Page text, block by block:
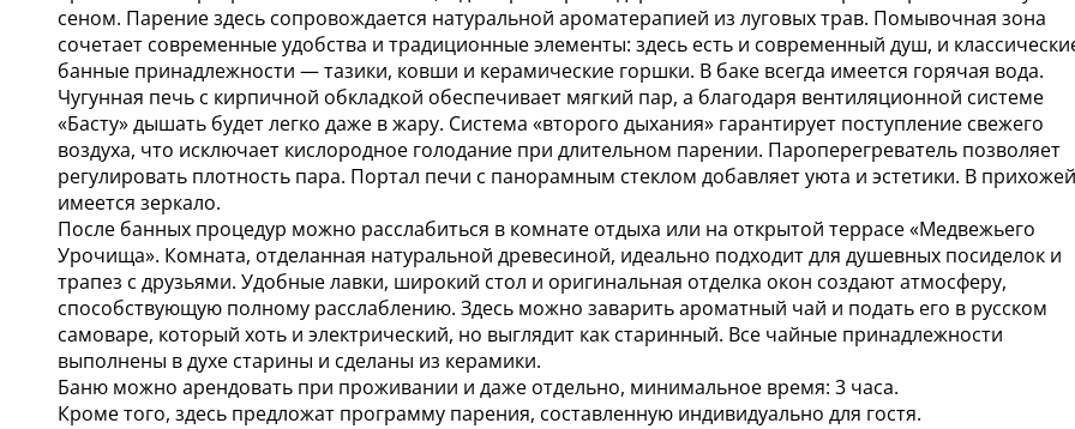
сеном. Парение здесь сопровождается натуральной ароматерапией из луговых трав. Помывочная зона
сочетает современные удобства и традиционные элементы: здесь есть и современный душ, и
банные принадлежности — тазики, ковши и керамические горшки. В баке всегда имеется горячая вода.
Чугунная печь с кирпичной обкладкой обеспечивает мягкий пар, а благодаря вентиляционной системе
«Басту» дышать будет легко даже в жару. Система «второго дыхания» гарантирует поступление свежего
воздуха, что исключает кислородное голодание при длительном парении. Пароперегреватель позволяет
регулировать плотность пара. Портал печи с панорамным стеклом добавляет уюта и эстетики. В прихожей
имеется зеркало.
После банных процедур можно расслабиться в комнате отдыха или на открытой террасе «Медвежьего
Урочища». Комната, отделанная натуральной древесиной, идеально подходит для душевных посиделок и
трапез с друзьями. Удобные лавки, широкий стол и оригинальная отделка окон создают атмосферу,
способствующую полному расслаблению. Здесь можно заварить ароматный чай и подать его в русском
самоваре, который хоть и электрический, но выглядит как старинный. Все чайные принадлежности
выполнены в духе старины и сделаны из керамики.
Баню можно арендовать при проживании и даже отдельно, минимальное время: 3 часа.
Кроме того, здесь предложат программу парения, составленную индивидуально для гостя.